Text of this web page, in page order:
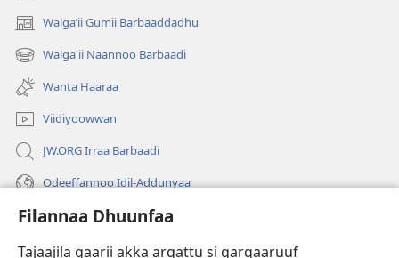
Filannaa Dhuunfaa
Tajaajila gaarii akka argattu si gargaaruuf
Walgaʼii Gumii Barbaaddadhu
(opens
new
window)
Walga'ii Naannoo Barbaadi
(opens
new
window)
Wanta Haaraa
Viidiyoowwan
JW.ORG Irraa Barbaadi
Odeeffannoo Idil-Addunyaa
Gargaarsa